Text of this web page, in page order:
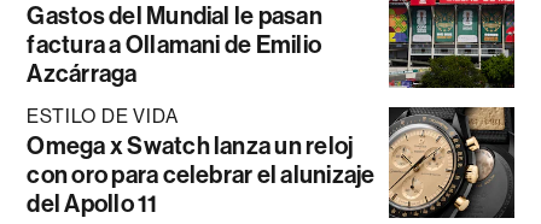
Gastos del Mundial le pasan
factura a Ollamani de Emilio
Azcárraga
ESTILO DE VIDA
Omega x Swatch lanza un reloj
con oro para celebrar el alunizaje
del Apollo 11